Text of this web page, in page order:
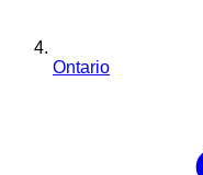
Ontario